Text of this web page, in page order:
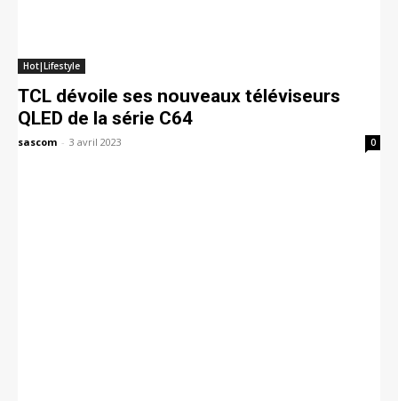
Hot|Lifestyle
TCL dévoile ses nouveaux téléviseurs
QLED de la série C64
sascom - 3 avril 2023 0